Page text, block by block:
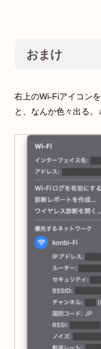
おまけ
右上のWi-Fiアイコン
と、なんか色々出る。↓